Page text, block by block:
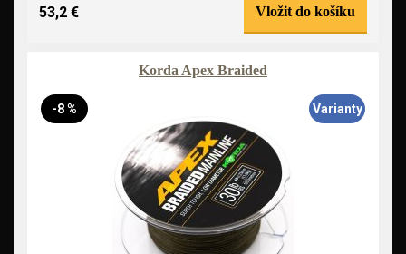
53,2 € Vložit do košíku
Korda Apex Braided
-8 % Varianty